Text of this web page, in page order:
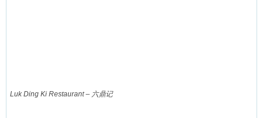
Luk Ding Ki Restaurant – 六鼎记